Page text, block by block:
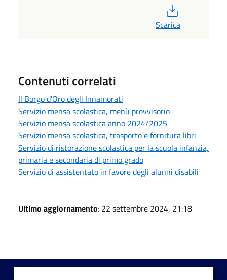
Scarica
Contenuti correlati
Il Borgo d'Oro degli Innamorati
Servizio mensa scolastica, menù provvisorio
Servizio mensa scolastica anno 2024/2025
Servizio mensa scolastica, trasporto e fornitura libri
Servizio di ristorazione scolastica per la scuola infanzia,
primaria e secondaria di primo grado
Servizio di assistentato in favore degli alunni disabili
Ultimo aggiornamento: 22 settembre 2024, 21:18